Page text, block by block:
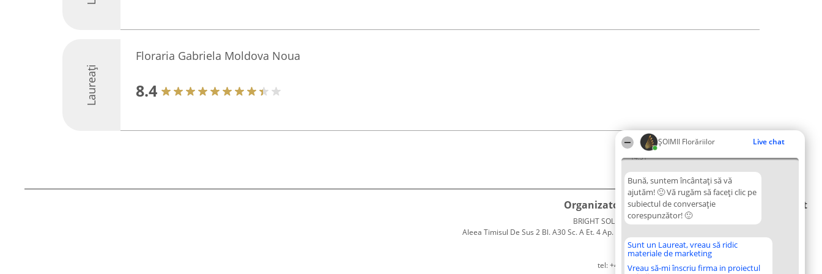
ȘOIMII Florăriilor Live chat
14:51
Bună, suntem încântați să vă
ajutăm! 🙂 Vă rugăm să faceți clic pe
subiectul de conversație
corespunzător! 🙂
Sunt un Laureat, vreau să ridic
materiale de marketing
Vreau să-mi înscriu firma in proiectul
Laureați
Floraria Gabriela Moldova Noua
8.4
Organizator Ranking
BRIGHT SOLUTIONS BR SRL
Aleea Timisul De Sus 2 Bl. A30 Sc. A Et. 4 Ap. 13 Cod 061952
București
CUI 36737675
tel: +40 770 990 492
Plebiscyt
Tuturor
Laureaților
Reguli
Contact